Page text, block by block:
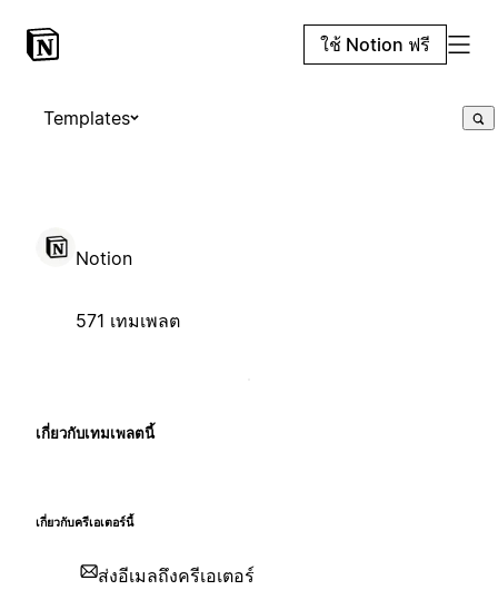
ใช้ Notion ฟรี
Templates
Notion
571 เทมเพลต
เกี่ยวกับเทมเพลตนี้
เกี่ยวกับครีเอเตอร์นี้
ส่งอีเมลถึงครีเอเตอร์